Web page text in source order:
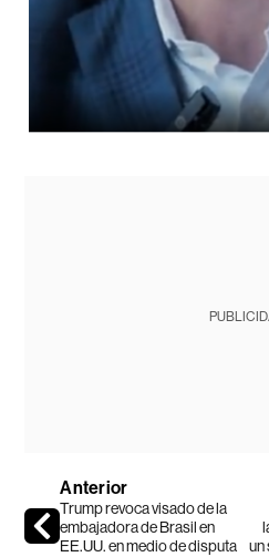
Anterior
Trump revoca visado de la
embajadora de Brasil en
EE.UU. en medio de disputa
un